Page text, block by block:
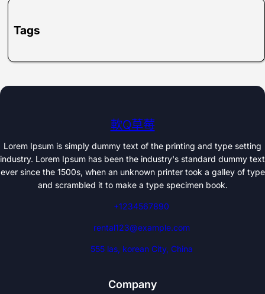
Tags
軟Q草莓
Lorem Ipsum is simply dummy text of the printing and type setting
industry. Lorem Ipsum has been the industry's standard dummy text
ever since the 1500s, when an unknown printer took a galley of type
and scrambled it to make a type specimen book.
+1234567890
rental123@example.com
555 las, korean City, China
Company